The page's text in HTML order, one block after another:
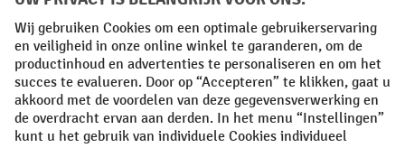
Algemene leveringsvoorwaarden Copyright
Privacyverklaring Privacy Instellingen
All prices excl. VAT plusshipping costs and possible delivery charges,
if not stated otherwise.